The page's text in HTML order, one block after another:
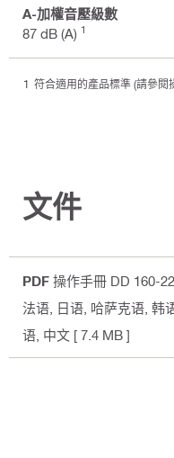
A-加權音壓級數
87 dB (A) 1
符合適用的產品標準 (請參閱
文件
PDF 操作手冊 DD 160-
法语, 日语, 哈萨克语, 韩
语, 中文 [ 7.4 MB ]